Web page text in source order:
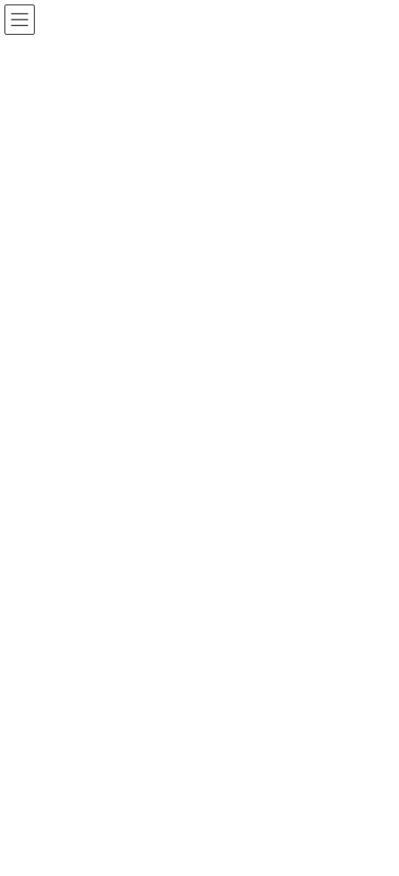
コ
ン
ナ
ビクリスマス会